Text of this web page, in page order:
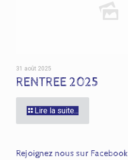
31 août 2025
RENTREE 2025
Lire la suite...
Rejoignez nous sur Facebook